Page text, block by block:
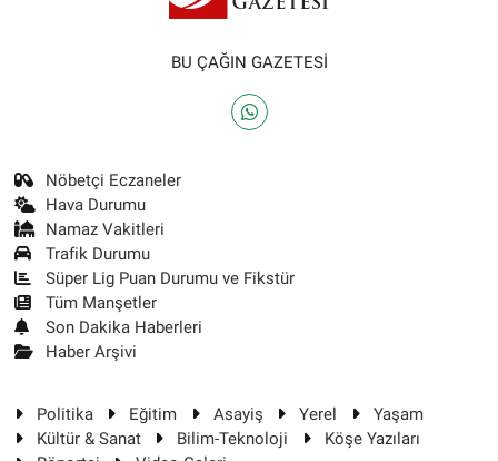
BU ÇAĞIN GAZETESİ
Nöbetçi Eczaneler
Hava Durumu
Namaz Vakitleri
Trafik Durumu
Süper Lig Puan Durumu ve Fikstür
Tüm Manşetler
Son Dakika Haberleri
Haber Arşivi
Politika Eğitim Asayiş Yerel
Yaşam
Kültür & Sanat
Bilim-Teknoloji
Köşe Yazıları